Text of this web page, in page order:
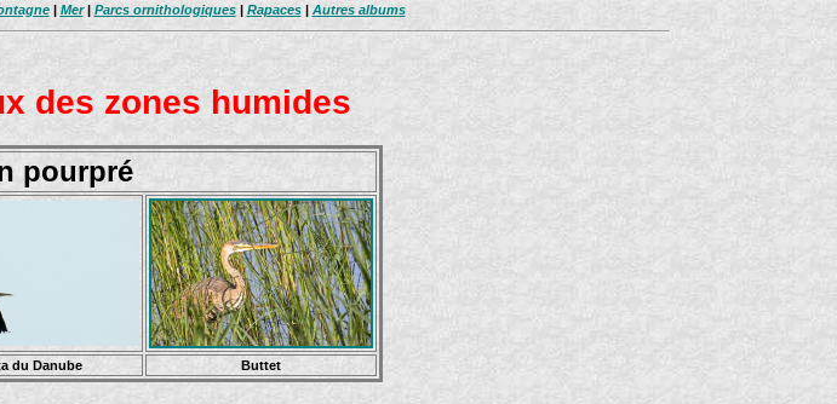
| Mer| Parcs ornithologiques| Rapaces| Autres albums
des zones humides
pourpré
du Danube Buttet